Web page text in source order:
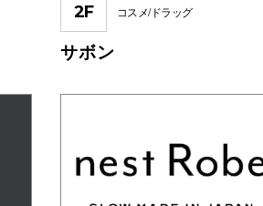
2F コスメ/ドラッグ
サボン